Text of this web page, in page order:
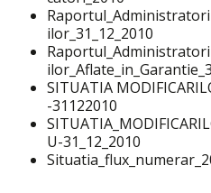
ilor_31_12_2010
SITUATIA
-31122010
U-31_12_2010